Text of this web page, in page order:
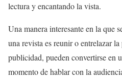
lectura y encantando la vista.
Una manera interesante en la que
una revista es reunir o entrelazar
publicidad, pueden convertirse en
momento de hablar con la